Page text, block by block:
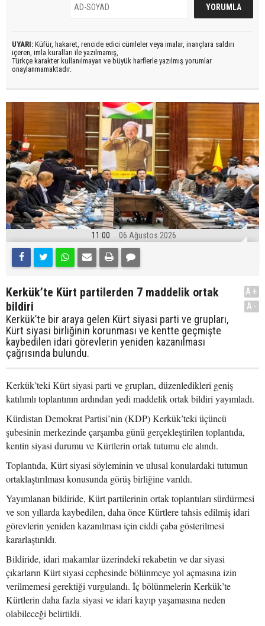
UYARI: Küfür, hakaret, rencide edici cümleler veya imalar, inançlara saldırı
içeren, imla kuralları ile yazılmamış,
Türkçe karakter kullanılmayan ve büyük harflerle yazılmış yorumlar
onaylanmamaktadır.
11:00 06 Ağustos 2026
Kerkük’te Kürt partilerden 7 maddelik ortak
bildiri
Kerkük’te bir araya gelen Kürt siyasi parti ve grupları,
Kürt siyasi birliğinin korunması ve kentte geçmişte
kaybedilen idari görevlerin yeniden kazanılması
çağrısında bulundu.
A+
A-
Kerkük’teki Kürt siyasi parti ve grupları, düzenledikleri geniş
katılımlı toplantının ardından yedi maddelik ortak bildiri yayımladı.
Kürdistan Demokrat Partisi’nin (KDP) Kerkük’teki üçüncü
şubesinin merkezinde çarşamba günü gerçekleştirilen toplantıda,
kentin siyasi durumu ve Kürtlerin ortak tutumu ele alındı.
Toplantıda, Kürt siyasi söyleminin ve ulusal konulardaki tutumun
ortaklaştırılması konusunda görüş birliğine varıldı.
Yayımlanan bildiride, Kürt partilerinin ortak toplantıları sürdürmesi
ve son yıllarda kaybedilen, daha önce Kürtlere tahsis edilmiş idari
görevlerin yeniden kazanılması için ciddi çaba gösterilmesi
kararlaştırıldı.
Bildiride, idari makamlar üzerindeki rekabetin ve dar siyasi
çıkarların Kürt siyasi cephesinde bölünmeye yol açmasına izin
verilmemesi gerektiği vurgulandı. İç bölünmelerin Kerkük’te
Kürtlerin daha fazla siyasi ve idari kayıp yaşamasına neden
olabileceği belirtildi.